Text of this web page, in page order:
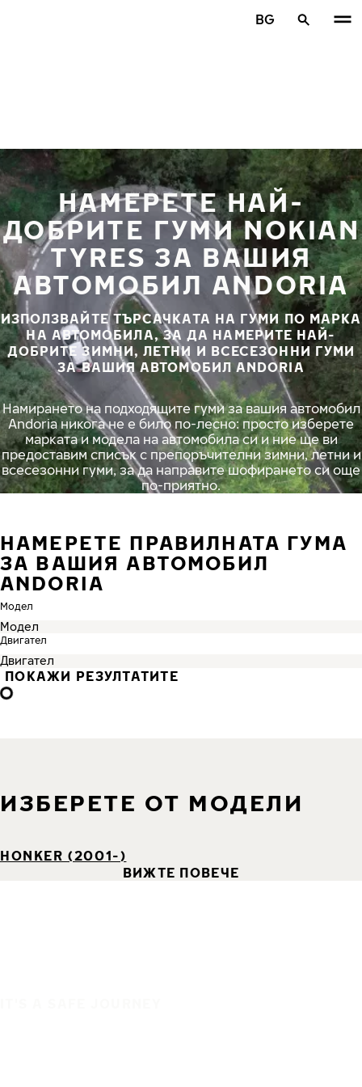
BG
НАМЕРЕТЕ НАЙ-
ДОБРИТЕ ГУМИ NOKIAN
TYRES ЗА ВАШИЯ
АВТОМОБИЛ ANDORIA
ИЗПОЛЗВАЙТЕ ТЪРСАЧКАТА НА ГУМИ ПО МАРКА
НА АВТОМОБИЛА, ЗА ДА НАМЕРИТЕ НАЙ-
ДОБРИТЕ ЗИМНИ, ЛЕТНИ И ВСЕСЕЗОННИ ГУМИ
ЗА ВАШИЯ АВТОМОБИЛ ANDORIA
Намирането на подходящите гуми за вашия автомобил
Andoria никога не е било по-лесно: просто изберете
марката и модела на автомобила си и ние ще ви
предоставим списък с препоръчителни зимни, летни и
всесезонни гуми, за да направите шофирането си още
по-приятно.
НАМЕРЕТЕ ПРАВИЛНАТА ГУМА
ЗА ВАШИЯ АВТОМОБИЛ
ANDORIA
Модел
Двигател
ПОКАЖИ РЕЗУЛТАТИТЕ
ИЗБЕРЕТЕ ОТ МОДЕЛИ
HONKER (2001-)
ВИЖТЕ ПОВЕЧЕ